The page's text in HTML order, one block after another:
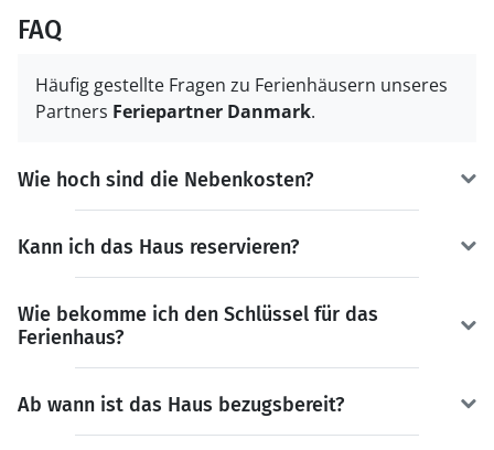
FAQ
Häufig gestellte Fragen zu Ferienhäusern unseres
Partners Feriepartner Danmark.
Wie hoch sind die Nebenkosten?
Kann ich das Haus reservieren?
Wie bekomme ich den Schlüssel für das
Ferienhaus?
Ab wann ist das Haus bezugsbereit?